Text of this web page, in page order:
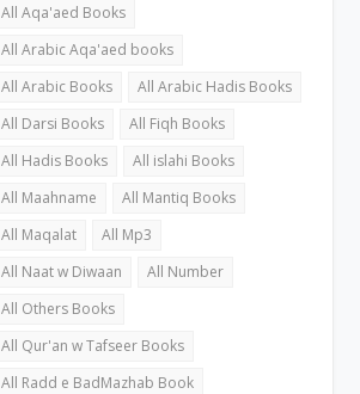
All Aqa'aed Books
All Arabic Aqa'aed books
All Arabic Books
All Arabic Hadis Books
All Darsi Books
All Fiqh Books
All Hadis Books
All islahi Books
All Maahname
All Mantiq Books
All Maqalat
All Mp3
All Naat w Diwaan
All Number
All Others Books
All Qur'an w Tafseer Books
All Radd e BadMazhab Book